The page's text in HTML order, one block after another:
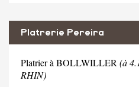
Platrerie Pereira
Platrier à BOLLWILLER (à
RHIN)